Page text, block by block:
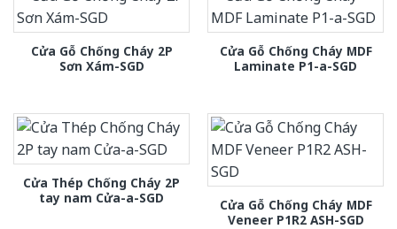
Cửa Gỗ Chống Cháy 2P
Sơn Xám-SGD
Cửa Gỗ Chống Cháy MDF
Laminate P1-a-SGD
Cửa Thép Chống Cháy 2P
tay nam Cửa-a-SGD
Cửa Gỗ Chống Cháy MDF
Veneer P1R2 ASH-SGD